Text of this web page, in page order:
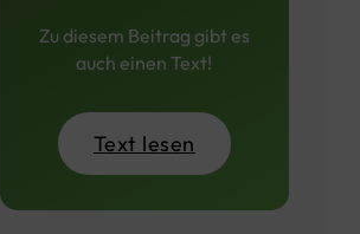
Zu diesem Beitrag gibt es
auch einen Text!
Text lesen